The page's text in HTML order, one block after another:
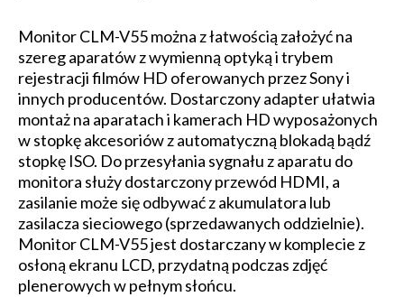
Monitor CLM-V55 można z łatwością założyć na
szereg aparatów z wymienną optyką i trybem
rejestracji filmów HD oferowanych przez Sony i
innych producentów. Dostarczony adapter ułatwia
montaż na aparatach i kamerach HD wyposażonych
w stopkę akcesoriów z automatyczną blokadą bądź
stopkę ISO. Do przesyłania sygnału z aparatu do
monitora służy dostarczony przewód HDMI, a
zasilanie może się odbywać z akumulatora lub
zasilacza sieciowego (sprzedawanych oddzielnie).
Monitor CLM-V55 jest dostarczany w komplecie z
osłoną ekranu LCD, przydatną podczas zdjęć
plenerowych w pełnym słońcu.